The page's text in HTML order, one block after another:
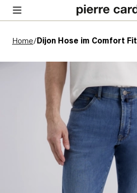
Home/ Dijon Hose im Comfort Fit